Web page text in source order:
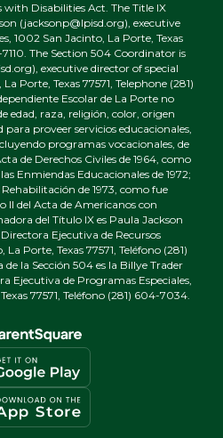
Disabilities Act. The Title IX
(jacksonp@lpisd.org), executive
1002 San Jacinto, La Porte, Texas
The Section 504 Coordinator is
executive director of special
Porte, Texas 77571, Telephone (281)
Escolar de La Porte no
edad, raza, religión, color, origen
para proveer servicios educacionales,
programas vocacionales, de
de Derechos Civiles de 1964, como
Enmiendas Educacionales de 1972;
de 1973, como fue
II del Acta de Americanos con
del Título IX es Paula Jackson
Ejecutiva de Recursos
Porte, Texas 77571, Teléfono (281)
la Sección 504 es la Billye Trader
Ejecutiva de Programas Especiales,
77571, Teléfono (281) 604-7034.